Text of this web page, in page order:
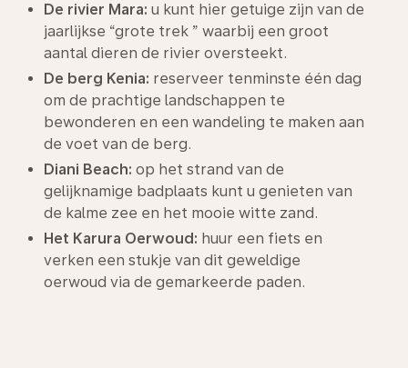
De rivier Mara: u kunt hier getuige zijn van de
jaarlijkse “grote trek ” waarbij een groot
aantal dieren de rivier oversteekt.
De berg Kenia: reserveer tenminste één dag
om de prachtige landschappen te
bewonderen en een wandeling te maken aan
de voet van de berg.
Diani Beach: op het strand van de
gelijknamige badplaats kunt u genieten van
de kalme zee en het mooie witte zand.
Het Karura Oerwoud: huur een fiets en
verken een stukje van dit geweldige
oerwoud via de gemarkeerde paden.